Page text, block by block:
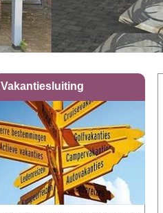
Vakantiesluiting